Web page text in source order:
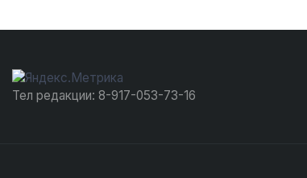
Тел редакции: 8-917-053-73-16